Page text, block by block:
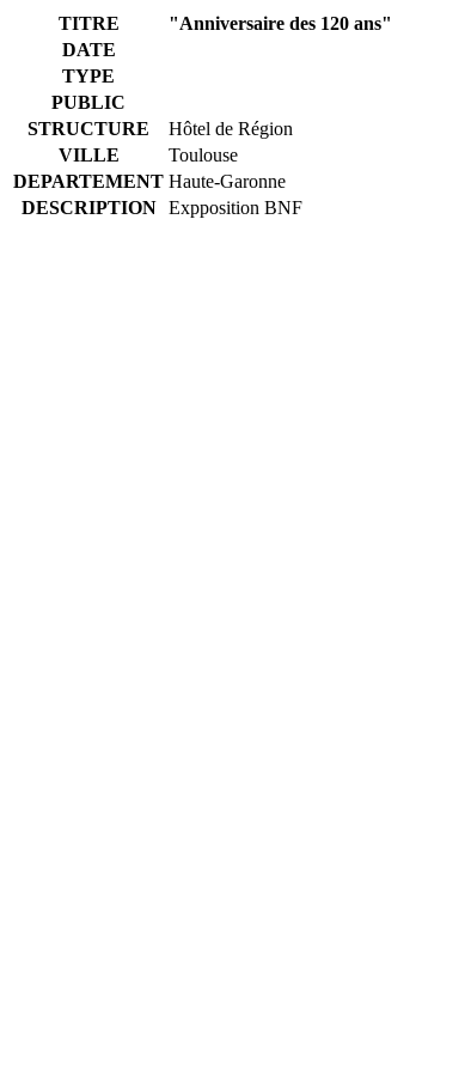
TITRE
"Anniversaire des 120 ans"
DATE
TYPE
PUBLIC
STRUCTURE
Hôtel de Région
VILLE
Toulouse
DEPARTEMENT Haute-Garonne
DESCRIPTION
Expposition BNF